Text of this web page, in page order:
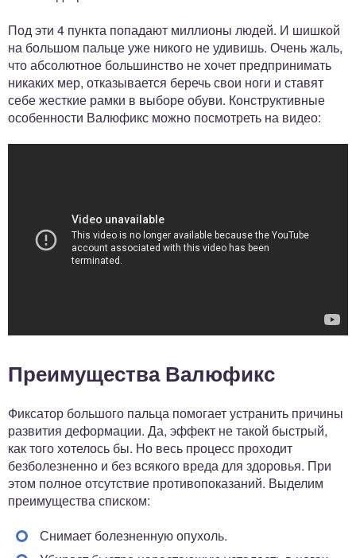
Под эти 4 пункта попадают миллионы людей. И шишкой
на большом пальце уже никого не удивишь. Очень жаль,
что абсолютное большинство не хочет предпринимать
никаких мер, отказывается беречь свои ноги и ставят
себе жесткие рамки в выборе обуви. Конструктивные
особенности Валюфикс можно посмотреть на видео:
Преимущества Валюфикс
Фиксатор большого пальца помогает устранить причины
развития деформации. Да, эффект не такой быстрый,
как того хотелось бы. Но весь процесс проходит
безболезненно и без всякого вреда для здоровья. При
этом полное отсутствие противопоказаний. Выделим
преимущества списком:
Снимает болезненную опухоль.